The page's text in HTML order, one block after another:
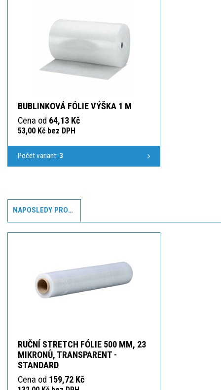
BUBLINKOVÁ FÓLIE VÝŠKA 1 M
Cena od 64,13 Kč
53,00 Kč bez DPH
Počet variant: 3
NAPOSLEDY PROHLÍŽENÉ
RUČNÍ STRETCH FÓLIE 500 MM, 23
MIKRONŮ, TRANSPARENT -
STANDARD
Cena od 159,72 Kč